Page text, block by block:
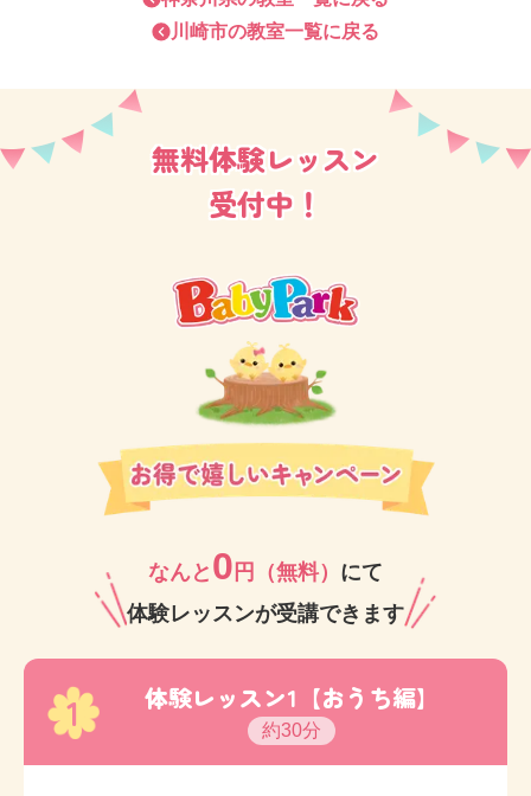
お待ちしております♪
川崎市の教室一覧に戻る
無料体験レッスン
受付中！
なんと 0 円（無料） にて
体験レッスンが受講できます
1 体験レッスン1【おうち編】
約30分